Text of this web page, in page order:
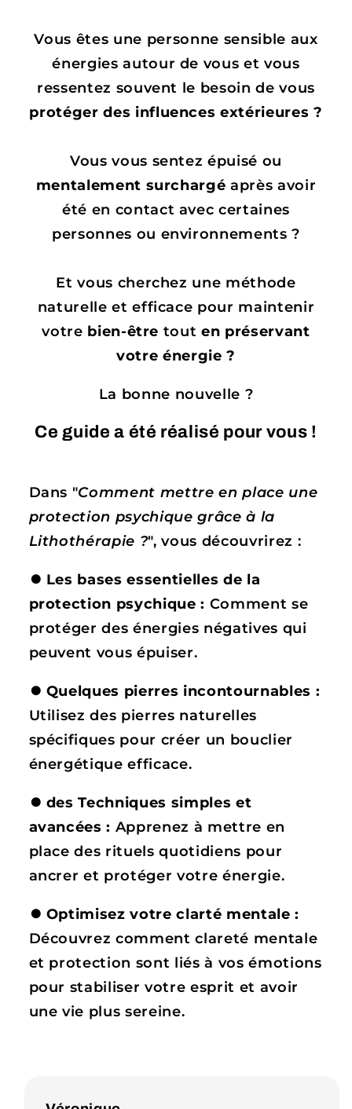
Vous êtes une personne sensible aux
énergies autour de vous et vous
ressentez souvent le besoin de vous
protéger des influences extérieures ?
Vous vous sentez épuisé ou
mentalement surchargé après avoir
été en contact avec certaines
personnes ou environnements ?
Et vous cherchez une méthode
naturelle et efficace pour maintenir
votre bien-être touten préservant
votre énergie ?
La bonne nouvelle ?
Ce guide a été réalisé pour vous !
Dans "Comment mettre en place une
protection psychique grâce à la
Lithothérapie ?", vous découvrirez :
⏺ Les bases essentielles de la
protection psychique : Comment se
protéger des énergies négatives qui
peuvent vous épuiser.
⏺ Quelques pierres incontournables :
Utilisez des pierres naturelles
spécifiques pour créer un bouclier
énergétique efficace.
⏺ des Techniques simples et
avancées : Apprenez à mettre en
place des rituels quotidiens pour
ancrer et protéger votre énergie.
⏺ Optimisez votre clarté mentale :
Découvrez comment clareté mentale
et protection sont liés à vos émotions
pour stabiliser votre esprit et avoir
une vie plus sereine.